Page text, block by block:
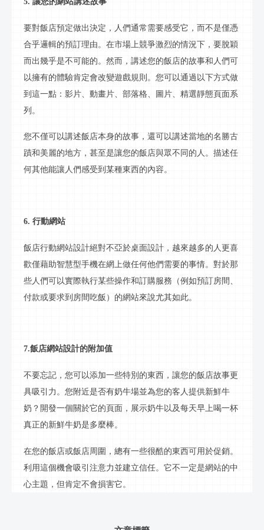
要對飯店預定做出決定，人們通常需要感受它，而不是僅憑
合乎邏輯的預訂理由。在市場上競爭激烈的情況下，要脫穎
而出幾乎是不可能的。然而，講述您的飯店的故事和人們可
以擁有的體驗肯定會改變遊戲規則。您可以通過以下方式做
到這一點： 影片 、動畫片、 部落格 、圖片、精選靜態頁面系
列。
您不僅可以講述飯店本身的故事，還可以講述當地的名勝古
蹟和美麗的地方，甚至是讓您的飯店與眾不同的人。描述任
何其他能讓人們感受到某種東西的內容。
6. 行動網站
飯店行動網站設計絕對不亞於桌面設計，越來越多的人更喜
歡僅藉助智慧型手機在網上做任何他們需要的事情。對於那
些人們可以實際執行某些操作和訂購服務（例如預訂房間、
付款或要求到房間吃飯）的網站來說尤其如此。
7.飯店網站設計的附加值
不要忘記，您可以添加一些特別的東西，讓您的飯店故事更
具吸引力。您附近是否有奶牛場並為您的客人提供新鮮牛
奶？開發一個關於它的頁面，展示奶牛以及每天早上喝一杯
真正的新鮮牛奶是多麼棒。
在您的飯店或飯店 周圍，總有一些很酷的東西可用於促銷。
利用這個機會吸引注意力並建立信任。它不一定是網站的中
心主題，但肯定不會損害它。